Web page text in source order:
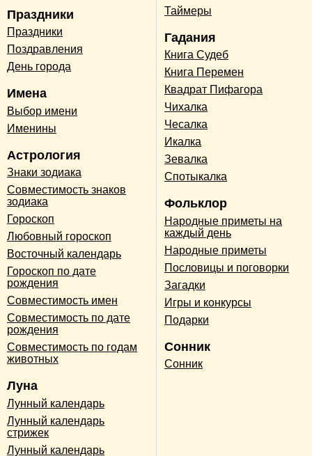
Праздники
Праздники
Поздравления
День города
Имена
Выбор имени
Именины
Астрология
Знаки зодиака
Совместимость знаков
зодиака
Гороскоп
Любовный гороскоп
Восточный календарь
Гороскоп по дате
рождения
Совместимость имен
Совместимость по дате
рождения
Совместимость по годам
животных
Луна
Лунный календарь
Лунный календарь
стрижек
Лунный календарь
Таймеры
Гадания
Книга Судеб
Книга Перемен
Квадрат Пифагора
Чихалка
Чесалка
Икалка
Зевалка
Спотыкалка
Фольклор
Народные приметы на
каждый день
Народные приметы
Пословицы и поговорки
Загадки
Игры и конкурсы
Подарки
Сонник
Сонник